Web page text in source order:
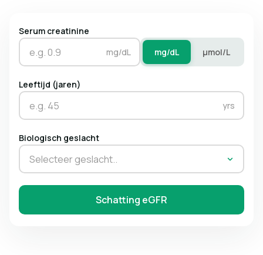
Serum creatinine
mg/dL
mg/dL µmol/L
Leeftijd (jaren)
yrs
Biologisch geslacht
Selecteer geslacht..
Schatting eGFR